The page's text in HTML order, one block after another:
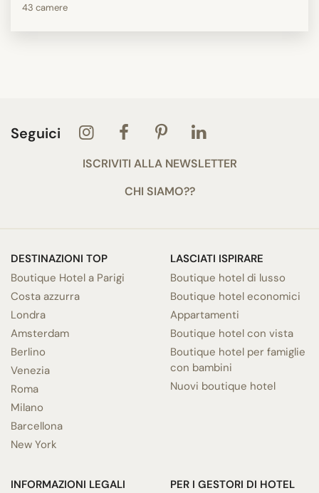
43 camere
Seguici
ISCRIVITI ALLA NEWSLETTER
CHI SIAMO??
DESTINAZIONI TOP
Boutique Hotel a Parigi
Costa azzurra
Londra
Amsterdam
Berlino
Venezia
Roma
Milano
Barcellona
New York
LASCIATI ISPIRARE
Boutique hotel di lusso
Boutique hotel economici
Appartamenti
Boutique hotel con vista
Boutique hotel per famiglie
con bambini
Nuovi boutique hotel
INFORMAZIONI LEGALI PER I GESTORI DI HOTEL